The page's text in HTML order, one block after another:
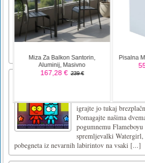
Warrior on Attack
Warrion on Atack is a
Your goal is to defeat
enemies.Warrion on
survival game Your goal
endless wave of enemies
igrajte jo tukaj
Pomagajte našima
pogumnemu
spremljevalki
pobegneta iz nevarnih labirintov na vsaki [...]